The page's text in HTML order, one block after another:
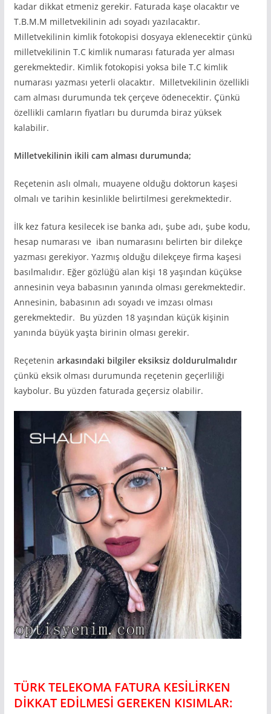
kadar dikkat etmeniz gerekir. Faturada kaşe olacaktır ve
T.B.M.M milletvekilinin adı soyadı yazılacaktır.
Milletvekilinin kimlik fotokopisi dosyaya eklenecektir çünkü
milletvekilinin T.C kimlik numarası faturada yer alması
gerekmektedir. Kimlik fotokopisi yoksa bile T.C kimlik
numarası yazması yeterli olacaktır. Milletvekilinin özellikli
cam alması durumunda tek çerçeve ödenecektir. Çünkü
özellikli camların fiyatları bu durumda biraz yüksek
kalabilir.
Milletvekilinin ikili cam alması durumunda;
Reçetenin aslı olmalı, muayene olduğu doktorun kaşesi
olmalı ve tarihin kesinlikle belirtilmesi gerekmektedir.
İlk kez fatura kesilecek ise banka adı, şube adı, şube kodu,
hesap numarası ve iban numarasını belirten bir dilekçe
yazması gerekiyor. Yazmış olduğu dilekçeye firma kaşesi
basılmalıdır. Eğer gözlüğü alan kişi 18 yaşından küçükse
annesinin veya babasının yanında olması gerekmektedir.
Annesinin, babasının adı soyadı ve imzası olması
gerekmektedir. Bu yüzden 18 yaşından küçük kişinin
yanında büyük yaşta birinin olması gerekir.
Reçetenin arkasındaki bilgiler eksiksiz doldurulmalıdır
çünkü eksik olması durumunda reçetenin geçerliliği
kaybolur. Bu yüzden faturada geçersiz olabilir.
TÜRK TELEKOMA FATURA KESİLİRKEN
DİKKAT EDİLMESİ GEREKEN KISIMLAR: